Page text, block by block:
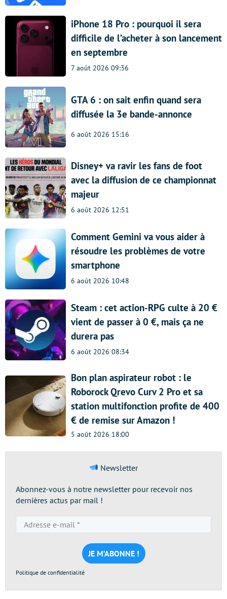
iPhone 18 Pro : pourquoi il sera
difficile de l’acheter à son lancement
en septembre
7 août 2026 09:36
GTA 6 : on sait enfin quand sera
diffusée la 3e bande-annonce
6 août 2026 15:16
Disney+ va ravir les fans de foot
avec la diffusion de ce championnat
majeur
6 août 2026 12:51
Comment Gemini va vous aider à
résoudre les problèmes de votre
smartphone
6 août 2026 10:48
Steam : cet action-RPG culte à 20 €
vient de passer à 0 €, mais ça ne
durera pas
6 août 2026 08:34
Bon plan aspirateur robot : le
Roborock Qrevo Curv 2 Pro et sa
station multifonction profite de 400
€ de remise sur Amazon !
5 août 2026 18:00
Newsletter
Abonnez-vous à notre newsletter pour recevoir nos
dernières actus par mail !
e-
mail
*
Politique de confidentialité